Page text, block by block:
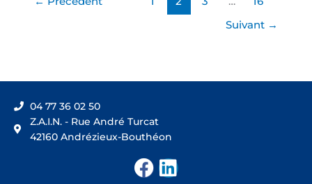
Suivant →
04 77 36 02 50
Z.A.I.N. - Rue André Turcat
42160 Andrézieux-Bouthéon
F L